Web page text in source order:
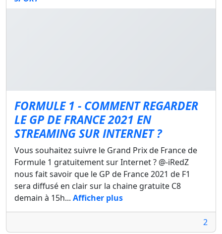
FORMULE 1 - COMMENT REGARDER
LE GP DE FRANCE 2021 EN
STREAMING SUR INTERNET ?
Vous souhaitez suivre le Grand Prix de France de
Formule 1 gratuitement sur Internet ? @-iRedZ
nous fait savoir que le GP de France 2021 de F1
sera diffusé en clair sur la chaine gratuite C8
demain à 15h... Afficher plus
2